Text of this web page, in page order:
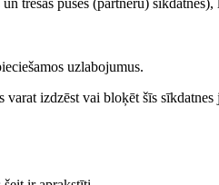
uzlabojumus.
varat izdzēst vai bloķēt šīs